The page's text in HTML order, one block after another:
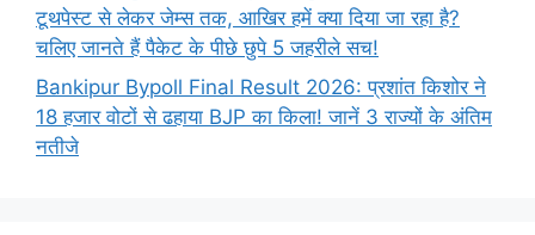
टूथपेस्ट से लेकर जेम्स तक, आखिर हमें क्या दिया जा रहा है?
चलिए जानते हैं पैकेट के पीछे छुपे 5 जहरीले सच!
Bankipur Bypoll Final Result 2026: प्रशांत किशोर ने
18 हजार वोटों से ढहाया BJP का किला! जानें 3 राज्यों के अंतिम
नतीजे